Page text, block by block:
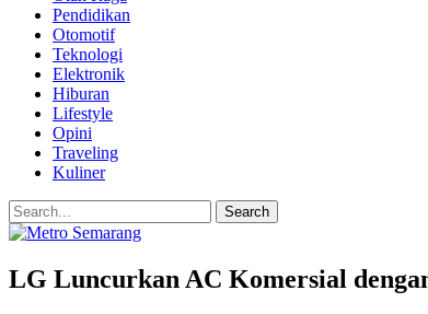
Pendidikan
Otomotif
Teknologi
Elektronik
Hiburan
Lifestyle
Opini
Traveling
Kuliner
LG Luncurkan AC Komersial